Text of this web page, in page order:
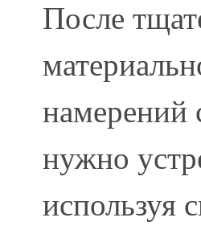
После
намерений
нужно
используя